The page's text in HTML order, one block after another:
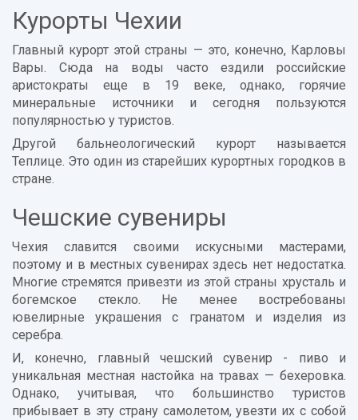
Курорты Чехии
Главный курорт этой страны — это, конечно, Карловы
Вары. Сюда на воды часто ездили российские
аристократы еще в 19 веке, однако, горячие
минеральные источники и сегодня пользуются
популярностью у туристов.
Другой бальнеологический курорт называется
Теплице. Это один из старейших курортных городков в
стране.
Чешские сувениры
Чехия славится своими искусными мастерами,
поэтому и в местных сувенирах здесь нет недостатка.
Многие стремятся привезти из этой страны хрусталь и
богемское стекло. Не менее востребованы
ювелирные украшения с гранатом и изделия из
серебра.
И, конечно, главный чешский сувенир - пиво и
уникальная местная настойка на травах — бехеровка.
Однако, учитывая, что большинство туристов
прибывает в эту страну самолетом, увезти их с собой